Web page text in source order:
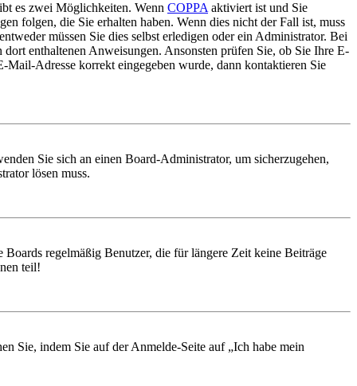
es zwei Möglichkeiten. Wenn COPPA aktiviert ist und Sie
folgen, die Sie erhalten haben. Wenn dies nicht der Fall ist, muss
müssen Sie dies selbst erledigen oder ein Administrator. Bei
enthaltenen Anweisungen. Ansonsten prüfen Sie, ob Sie Ihre E-
Adresse korrekt eingegeben wurde, dann kontaktieren Sie
Sie sich an einen Board-Administrator, um sicherzugehen,
lösen muss.
regelmäßig Benutzer, die für längere Zeit keine Beiträge
teil!
Sie, indem Sie auf der Anmelde-Seite auf „Ich habe mein